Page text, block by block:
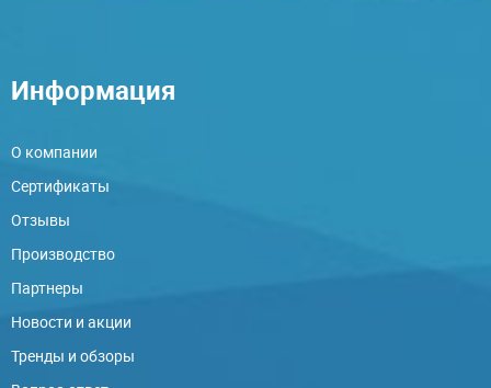
Информация
О компании
Сертификаты
Отзывы
Производство
Партнеры
Новости и акции
Тренды и обзоры